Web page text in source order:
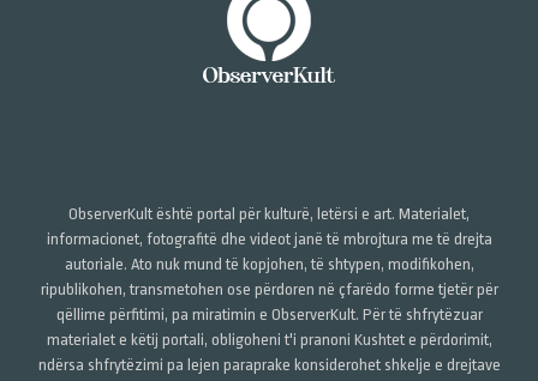
ObserverKult është portal për kulturë, letërsi e art. Materialet,
informacionet, fotografitë dhe videot janë të mbrojtura me të drejta
autoriale. Ato nuk mund të kopjohen, të shtypen, modifikohen,
ripublikohen, transmetohen ose përdoren në çfarëdo forme tjetër për
qëllime përfitimi, pa miratimin e ObserverKult. Për të shfrytëzuar
materialet e këtij portali, obligoheni t'i pranoni Kushtet e përdorimit,
ndërsa shfrytëzimi pa lejen paraprake konsiderohet shkelje e drejtave